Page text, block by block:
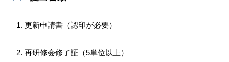
更新申請書（認印が必要）
再研修会修了証（5単位以上）